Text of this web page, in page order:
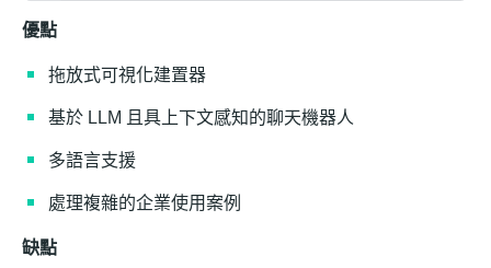
優點
拖放式可視化建置器
基於 LLM 且具上下文感知的聊天機器人
多語言支援
處理複雜的企業使用案例
缺點